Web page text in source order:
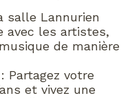
salle Lannurien
avec les artistes,
de manière
: Partagez votre
et vivez une